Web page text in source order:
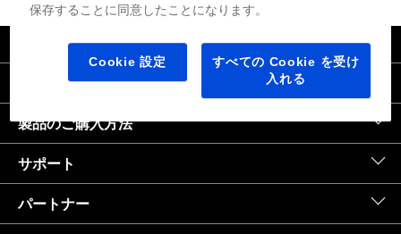
｜United States HP.com
会社情報
製品のご購入方法
サポート
パートナー
保存することに同意したことになります。
Cookie 設定
すべての Cookie を受け
入れる